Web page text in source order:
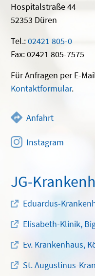
Hospitalstraße 44
52353 Düren
Tel.:02421 805-0
Fax: 02421 805-7575
Für Anfragen per E-
Kontaktformular.
Anfahrt
Instagram
JG-
Eduardus-
Elisabeth-Klinik,
Ev. Krankenhaus,
St. Augustinus-